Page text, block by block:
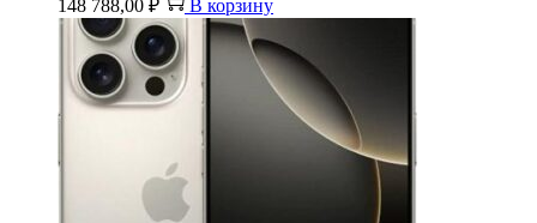
148 788,00 ₽ В корзину